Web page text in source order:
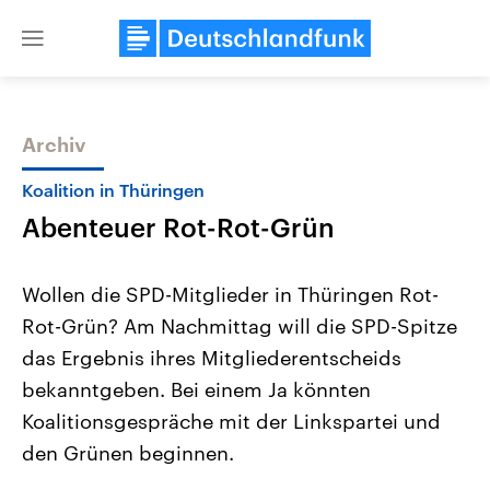
Close
Themen
Landtagswahl Sachsen-Anhalt
2026
Alle Informationen
Sachsen-Anhalt wählt am 6.
September 2026 einen neuen
Landtag. Seit 2021 wird das
Bundesland von einer Koalition aus
USA
Aktuelle Beiträge,
Hintergründe
Wirtschaftlich und
Archiv
Koalition in Thüringen
Abenteuer Rot-Rot-Grün
Wollen die SPD-Mitglieder in Thüringen Rot-
Rot-Grün? Am Nachmittag will die SPD-Spitze
das Ergebnis ihres Mitgliederentscheids
bekanntgeben. Bei einem Ja könnten
Koalitionsgespräche mit der Linkspartei und
den Grünen beginnen.